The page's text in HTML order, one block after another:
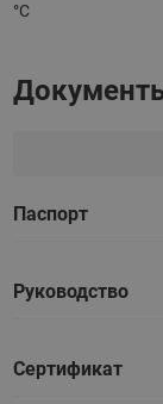
°С
Паспорт
Руководство
Сертификат